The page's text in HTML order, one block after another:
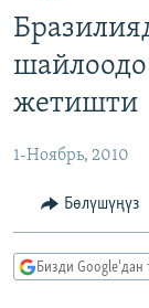
Издөөгө
салыңыз
МАДАНИЯТ
ДҮЙНӨ
ТВ
БҮГҮН АЗАТТЫКТА
ПОДКАСТ
жетишти
1-Ноябрь, 2010
Бөлүшүңүз
Бизди Google'дан